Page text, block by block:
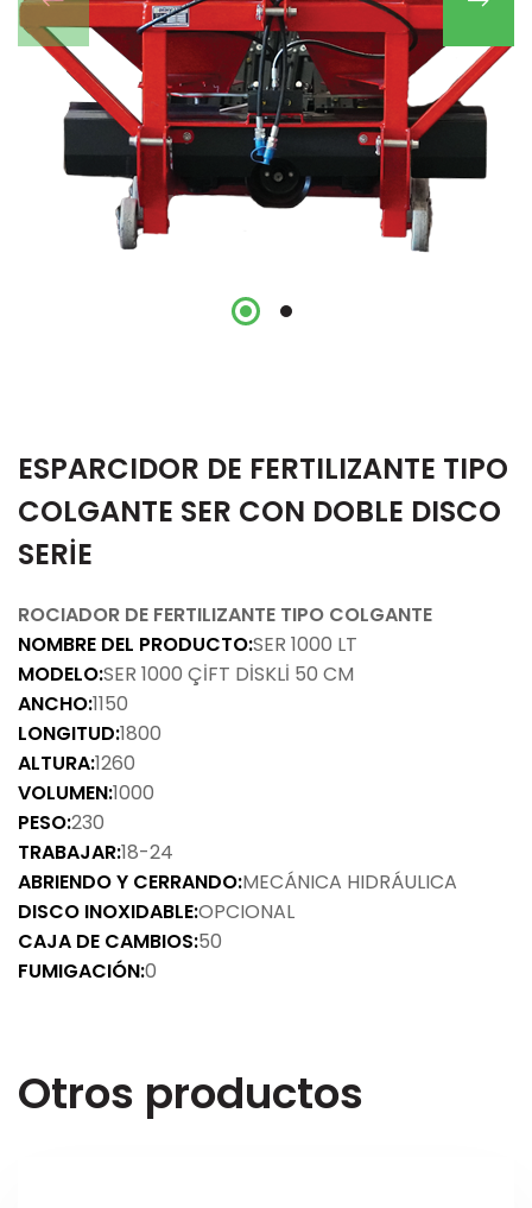
ESPARCIDOR DE FERTILIZANTE TIPO
COLGANTE SER CON DOBLE DISCO
SERİE
ROCIADOR DE FERTILIZANTE TIPO COLGANTE
NOMBRE DEL PRODUCTO:SER 1000 LT
MODELO:SER 1000 ÇİFT DİSKLİ 50 CM
ANCHO:1150
LONGITUD:1800
ALTURA:1260
VOLUMEN:1000
PESO:230
TRABAJAR:18-24
ABRIENDO Y CERRANDO:MECÁNICA HIDRÁULICA
DISCO INOXIDABLE:OPCIONAL
CAJA DE CAMBIOS:50
FUMIGACIÓN:0
Otros productos